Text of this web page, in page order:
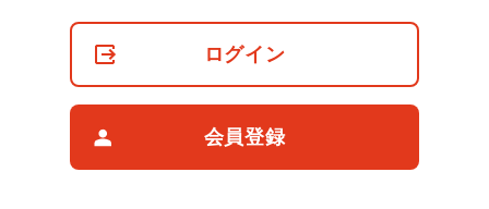
ログイン
会員登録